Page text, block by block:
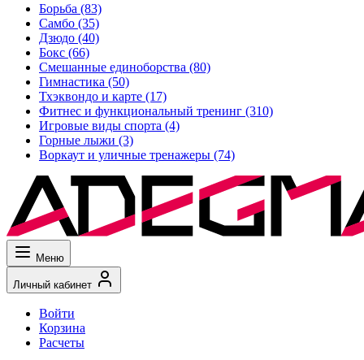
Борьба (83)
Самбо (35)
Дзюдо (40)
Бокс (66)
Смешанные единоборства (80)
Гимнастика (50)
Тхэквондо и карте (17)
Фитнес и функциональный тренинг (310)
Игровые виды спорта (4)
Горные лыжи (3)
Воркаут и уличные тренажеры (74)
Меню
Личный кабинет
Войти
Корзина
Расчеты